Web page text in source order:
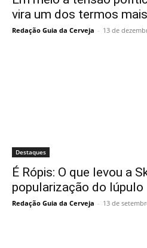
vira um dos termos
Redação Guia da Cerveja - 13 de
Destaques
É Rópis: O que levou a
popularização do lúpulo
Redação Guia da Cerveja - 13 de